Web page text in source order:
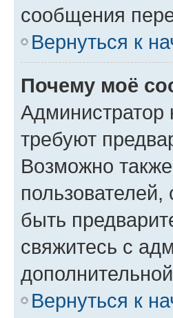
сообщения
Вернуться к
Почему моё
требуют
Возможно
быть
свяжитесь с
Вернуться к